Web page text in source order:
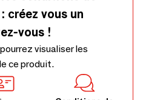
créez vous un
vous !
visualiser les
ce produit.